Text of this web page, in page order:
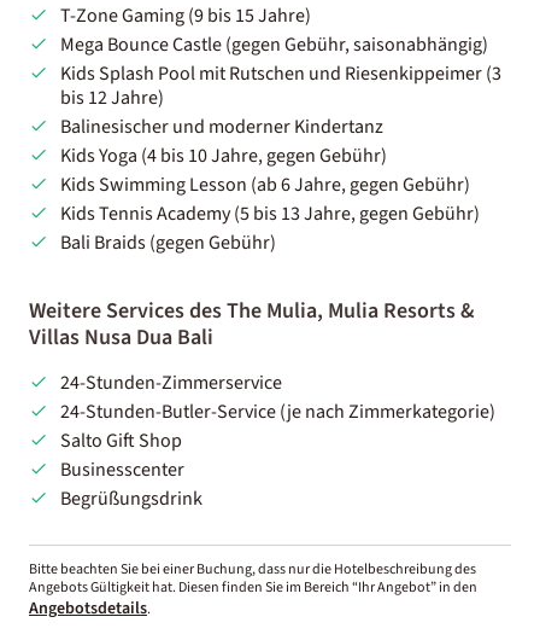
T-Zone Gaming (9 bis 15 Jahre)
Mega Bounce Castle (gegen Gebühr, saisonabhängig)
Kids Splash Pool mit Rutschen und Riesenkippeimer (3
bis 12 Jahre)
Balinesischer und moderner Kindertanz
Kids Yoga (4 bis 10 Jahre, gegen Gebühr)
Kids Swimming Lesson (ab 6 Jahre, gegen Gebühr)
Kids Tennis Academy (5 bis 13 Jahre, gegen Gebühr)
Bali Braids (gegen Gebühr)
Weitere Services des The Mulia, Mulia Resorts &
Villas Nusa Dua Bali
24-Stunden-Zimmerservice
24-Stunden-Butler-Service (je nach Zimmerkategorie)
Salto Gift Shop
Businesscenter
Begrüßungsdrink
Bitte beachten Sie bei einer Buchung, dass nur die Hotelbeschreibung des
Angebots Gültigkeit hat. Diesen finden Sie im Bereich “Ihr Angebot” in den
Angebotsdetails.